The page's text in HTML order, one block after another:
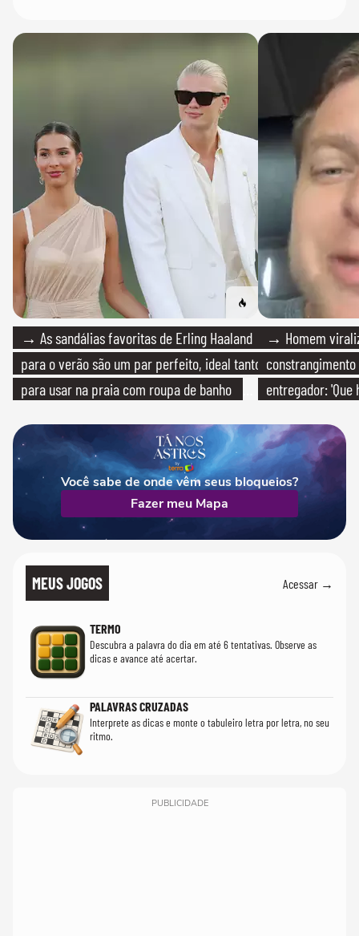
→ As sandálias favoritas de Erling Haaland
para o verão são um par perfeito, ideal tanto
para usar na praia com roupa de banho
→ Homem
entregador: 'Que
Você sabe de onde vêm seus bloqueios?
Fazer meu Mapa
MEUS JOGOS Acessar →
TERMO
Descubra a palavra do dia em até 6 tentativas. Observe as
dicas e avance até acertar.
PALAVRAS CRUZADAS
Interprete as dicas e monte o tabuleiro letra por letra, no seu
ritmo.
PUBLICIDADE